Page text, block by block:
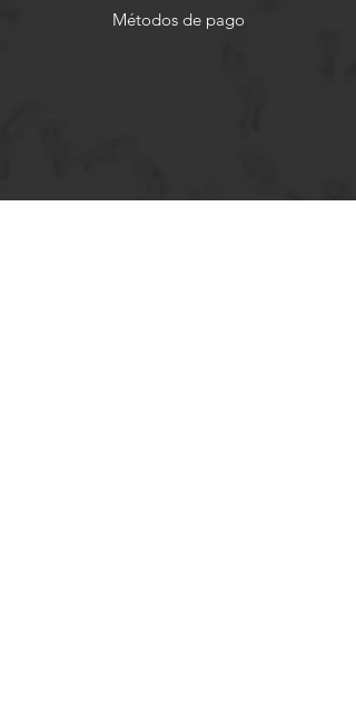
Métodos de pago